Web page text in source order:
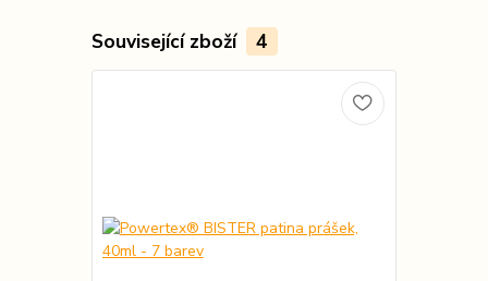
Související zboží 4